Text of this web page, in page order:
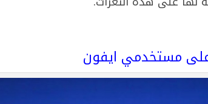
مستخدمي ايفون